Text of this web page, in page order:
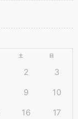
土 日
2
3
9
10
16
17